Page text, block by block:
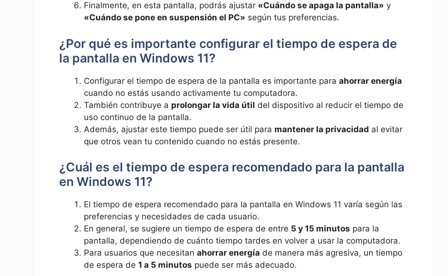
Finalmente, en esta pantalla, podrás ajustar «Cuándo se apaga la pantalla» y
«Cuándo se pone en suspensión el PC» según tus preferencias.
¿Por qué es importante configurar el tiempo de espera de
la pantalla en Windows 11?
Configurar el tiempo de espera de la pantalla es importante para ahorrar energía
cuando no estás usando activamente tu computadora.
También contribuye a prolongar la vida útil del dispositivo al reducir el tiempo de
uso continuo de la pantalla.
Además, ajustar este tiempo puede ser útil para mantener la privacidad al evitar
que otros vean tu contenido cuando no estás presente.
¿Cuál es el tiempo de espera recomendado para la pantalla
en Windows 11?
El tiempo de espera recomendado para la pantalla en Windows 11 varía según las
preferencias y necesidades de cada usuario.
En general, se sugiere un tiempo de espera de entre 5 y 15 minutos para la
pantalla, dependiendo de cuánto tiempo tardes en volver a usar la computadora.
Para usuarios que necesitan ahorrar energía de manera más agresiva, un tiempo
de espera de 1 a 5 minutos puede ser más adecuado.